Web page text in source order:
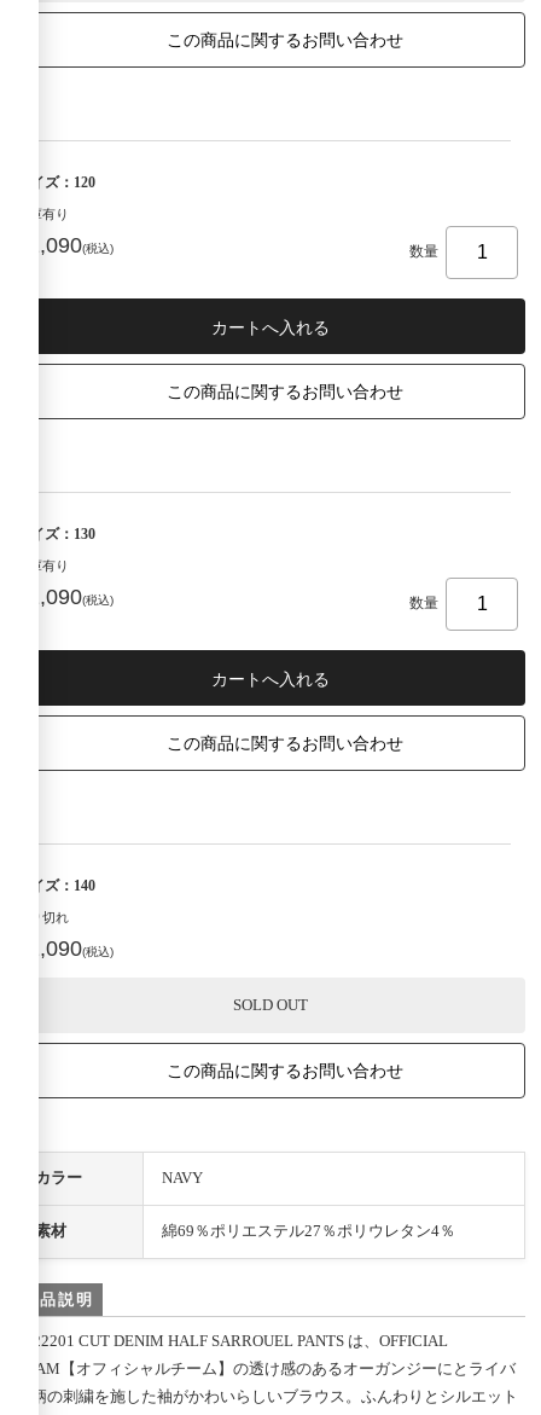
この商品に関するお問い合わせ
サイズ：120
在庫有り
¥2,090(税込) 数量
この商品に関するお問い合わせ
サイズ：130
在庫有り
¥2,090(税込) 数量
この商品に関するお問い合わせ
サイズ：140
売り切れ
¥2,090(税込)
SOLD OUT
この商品に関するお問い合わせ
カラー NAVY
素材 綿69％ポリエステル27％ポリウレタン4％
商品説明
1122201 CUT DENIM HALF SARROUEL PANTS は、OFFICIAL
TEAM【オフィシャルチーム】の透け感のあるオーガンジーにとライバ
ル柄の刺繍を施した袖がかわいらしいブラウス。ふんわりとシルエット